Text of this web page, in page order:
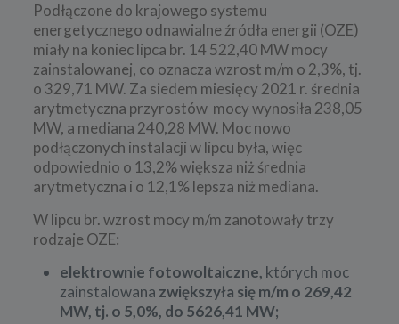
Podłączone do krajowego systemu
energetycznego odnawialne źródła energii (OZE)
miały na koniec lipca br. 14 522,40 MW mocy
zainstalowanej, co oznacza wzrost m/m o 2,3%, tj.
o 329,71 MW. Za siedem miesięcy 2021 r. średnia
arytmetyczna przyrostów mocy wynosiła 238,05
MW, a mediana 240,28 MW. Moc nowo
podłączonych instalacji w lipcu była, więc
odpowiednio o 13,2% większa niż średnia
arytmetyczna i o 12,1% lepsza niż mediana.
W lipcu br. wzrost mocy m/m zanotowały trzy
rodzaje OZE:
elektrownie fotowoltaiczne, których moc
zainstalowana zwiększyła się m/m o 269,42
MW, tj. o 5,0%, do 5626,41 MW;